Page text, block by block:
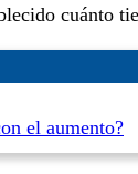
cuánto
el aumento?